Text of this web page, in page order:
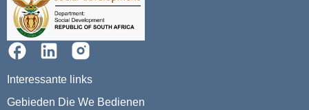
Interessante links
Gebieden Die We Bedienen